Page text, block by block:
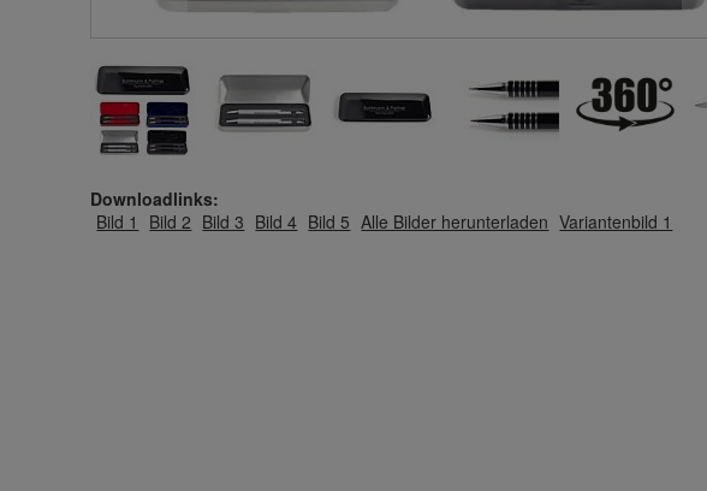
Downloadlinks:
Bild 1
Bild 2 Bild 3 Bild 4 Bild 5 Alle Bilder herunterladen Variantenbild 1